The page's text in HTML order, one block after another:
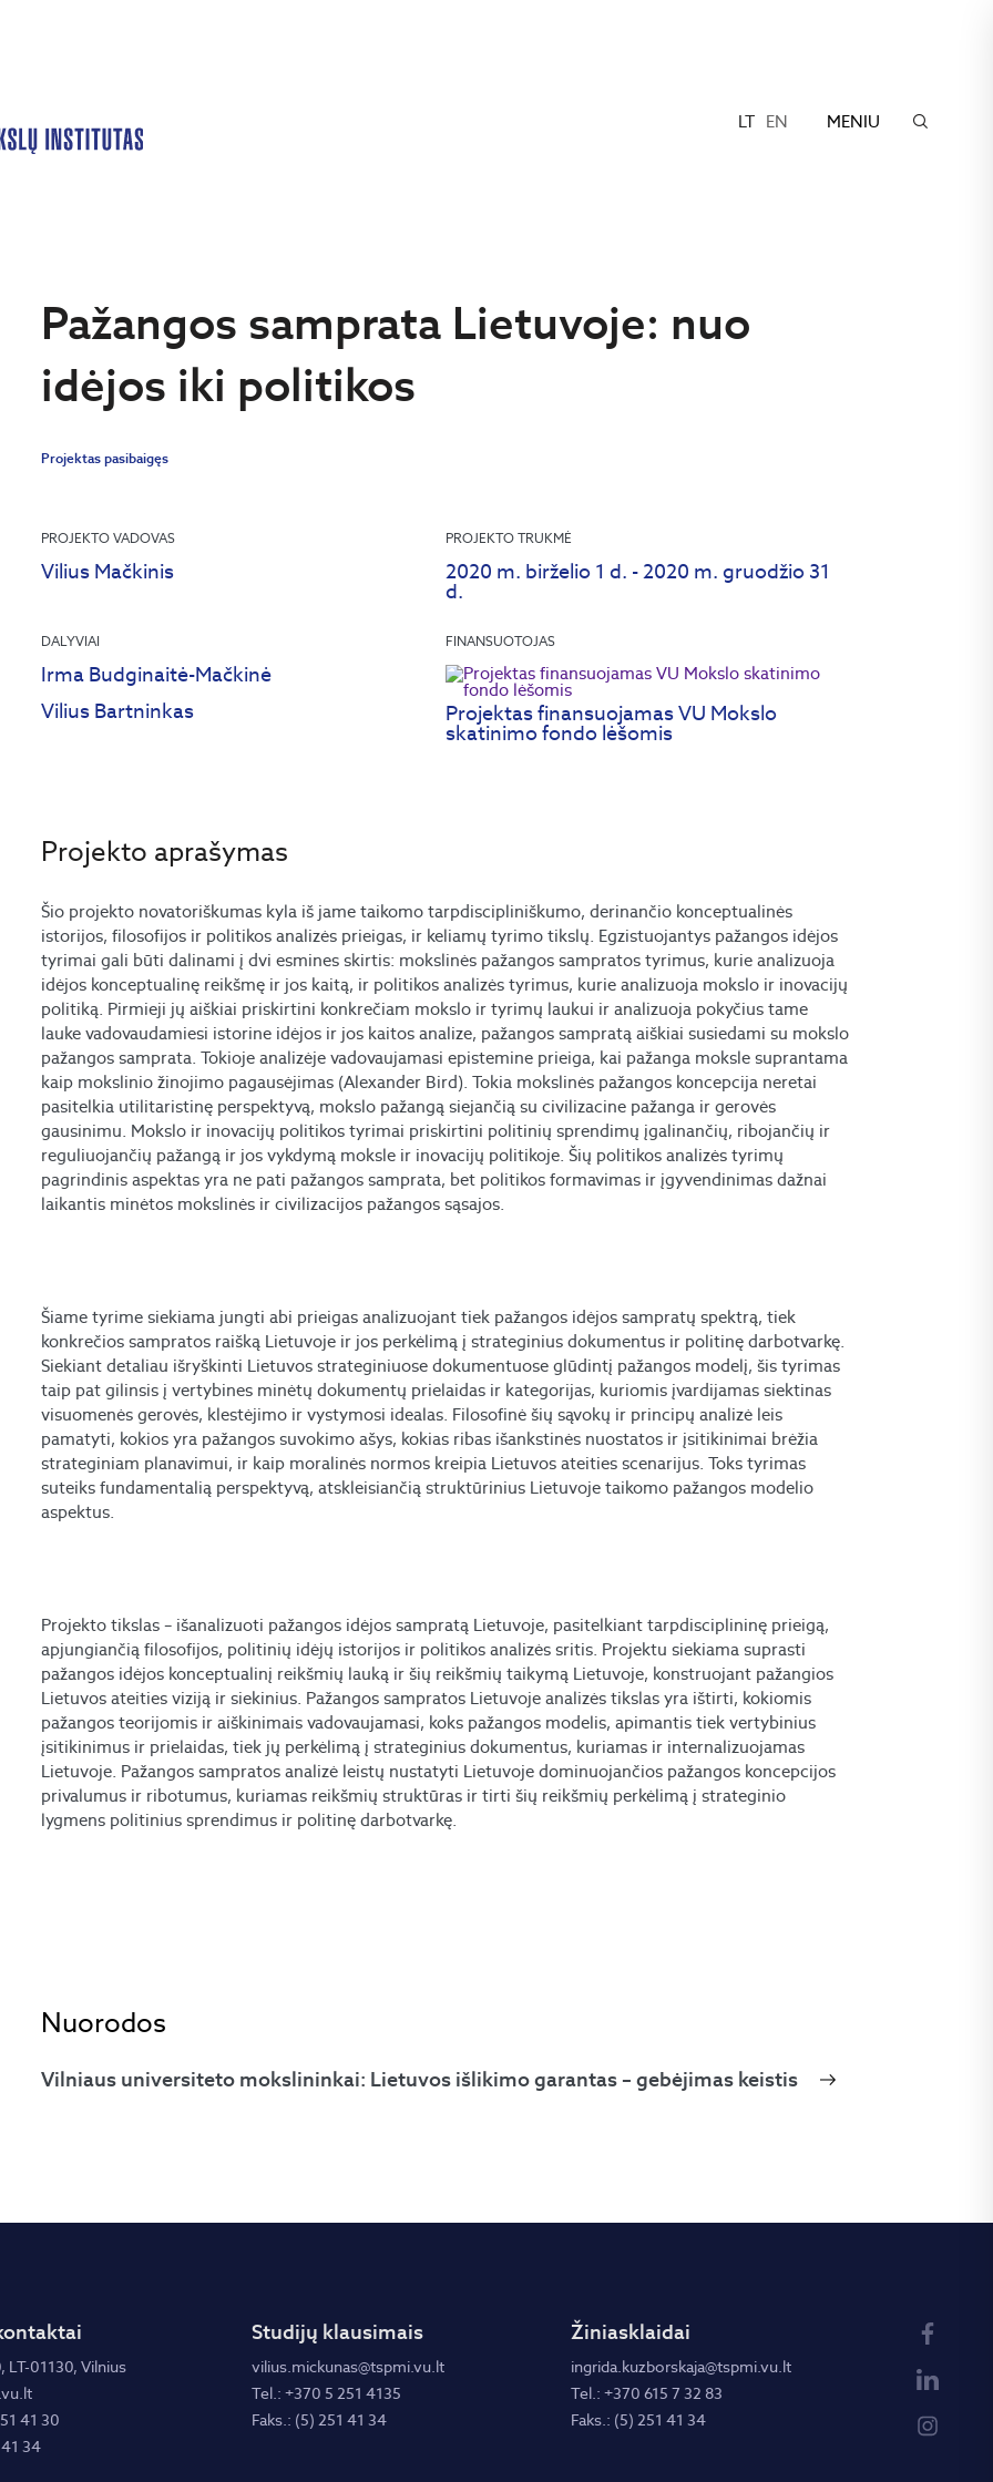
LT EN MENIU
Pažangos samprata Lietuvoje: nuo
idėjos iki politikos
Projektas pasibaigęs
PROJEKTO VADOVAS
Vilius Mačkinis
PROJEKTO TRUKMĖ
2020 m. birželio 1 d. - 2020 m. gruodžio 31
d.
DALYVIAI
Irma Budginaitė-Mačkinė
Vilius Bartninkas
FINANSUOTOJAS
Projektas finansuojamas VU Mokslo
skatinimo fondo lėšomis
Projekto aprašymas
Šio projekto novatoriškumas kyla iš jame taikomo tarpdiscipliniškumo, derinančio konceptualinės
istorijos, filosofijos ir politikos analizės prieigas, ir keliamų tyrimo tikslų. Egzistuojantys pažangos idėjos
tyrimai gali būti dalinami į dvi esmines skirtis: mokslinės pažangos sampratos tyrimus, kurie analizuoja
idėjos konceptualinę reikšmę ir jos kaitą, ir politikos analizės tyrimus, kurie analizuoja mokslo ir inovacijų
politiką. Pirmieji jų aiškiai priskirtini konkrečiam mokslo ir tyrimų laukui ir analizuoja pokyčius tame
lauke vadovaudamiesi istorine idėjos ir jos kaitos analize, pažangos sampratą aiškiai susiedami su mokslo
pažangos samprata. Tokioje analizėje vadovaujamasi epistemine prieiga, kai pažanga moksle suprantama
kaip mokslinio žinojimo pagausėjimas (Alexander Bird). Tokia mokslinės pažangos koncepcija neretai
pasitelkia utilitaristinę perspektyvą, mokslo pažangą siejančią su civilizacine pažanga ir gerovės
gausinimu. Mokslo ir inovacijų politikos tyrimai priskirtini politinių sprendimų įgalinančių, ribojančių ir
reguliuojančių pažangą ir jos vykdymą moksle ir inovacijų politikoje. Šių politikos analizės tyrimų
pagrindinis aspektas yra ne pati pažangos samprata, bet politikos formavimas ir įgyvendinimas dažnai
laikantis minėtos mokslinės ir civilizacijos pažangos sąsajos.
Šiame tyrime siekiama jungti abi prieigas analizuojant tiek pažangos idėjos sampratų spektrą, tiek
konkrečios sampratos raišką Lietuvoje ir jos perkėlimą į strateginius dokumentus ir politinę darbotvarkę.
Siekiant detaliau išryškinti Lietuvos strateginiuose dokumentuose glūdintį pažangos modelį, šis tyrimas
taip pat gilinsis į vertybines minėtų dokumentų prielaidas ir kategorijas, kuriomis įvardijamas siektinas
visuomenės gerovės, klestėjimo ir vystymosi idealas. Filosofinė šių sąvokų ir principų analizė leis
pamatyti, kokios yra pažangos suvokimo ašys, kokias ribas išankstinės nuostatos ir įsitikinimai brėžia
strateginiam planavimui, ir kaip moralinės normos kreipia Lietuvos ateities scenarijus. Toks tyrimas
suteiks fundamentalią perspektyvą, atskleisiančią struktūrinius Lietuvoje taikomo pažangos modelio
aspektus.
Projekto tikslas – išanalizuoti pažangos idėjos sampratą Lietuvoje, pasitelkiant tarpdisciplininę prieigą,
apjungiančią filosofijos, politinių idėjų istorijos ir politikos analizės sritis. Projektu siekiama suprasti
pažangos idėjos konceptualinį reikšmių lauką ir šių reikšmių taikymą Lietuvoje, konstruojant pažangios
Lietuvos ateities viziją ir siekinius. Pažangos sampratos Lietuvoje analizės tikslas yra ištirti, kokiomis
pažangos teorijomis ir aiškinimais vadovaujamasi, koks pažangos modelis, apimantis tiek vertybinius
įsitikinimus ir prielaidas, tiek jų perkėlimą į strateginius dokumentus, kuriamas ir internalizuojamas
Lietuvoje. Pažangos sampratos analizė leistų nustatyti Lietuvoje dominuojančios pažangos koncepcijos
privalumus ir ribotumus, kuriamas reikšmių struktūras ir tirti šių reikšmių perkėlimą į strateginio
lygmens politinius sprendimus ir politinę darbotvarkę.
Nuorodos
Vilniaus universiteto mokslininkai: Lietuvos išlikimo garantas – gebėjimas keistis
LT-01130, Vilnius
41 30
34
Studijų klausimais
vilius.mickunas@tspmi.vu.lt
Tel.: +370 5 251 4135
Faks.: (5) 251 41 34
Žiniasklaidai
ingrida.kuzborskaja@tspmi.vu.lt
Tel.: +370 615 7 32 83
Faks.: (5) 251 41 34